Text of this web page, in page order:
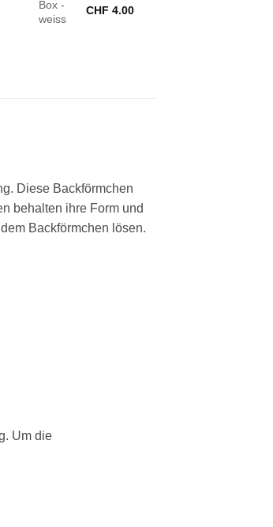
CHF 4.00
Diese Backförmchen
behalten ihre Form und
Backförmchen lösen.
Um die